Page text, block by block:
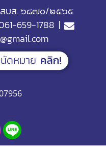
สบส. ๖๘๗๐/๒๕๖๕
659-1788 |